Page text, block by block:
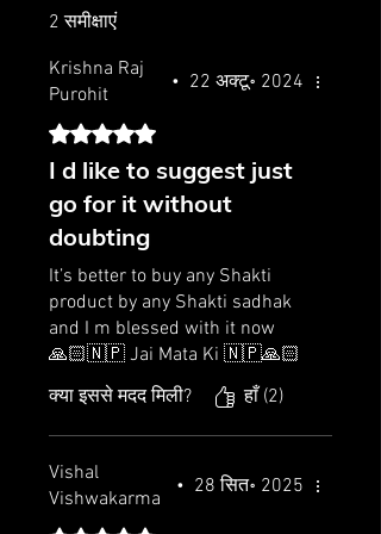
2 समीक्षाएं
Krishna Raj
Purohit
• 22 अक्टू॰ 2024
5 में से 5 स्टार के रूप में रेट किया गया।
I d like to suggest just
go for it without
doubting
It’s better to buy any Shakti
product by any Shakti sadhak
and I m blessed with it now
🙏🏻🇳🇵 Jai Mata Ki 🇳🇵🙏🏻
क्या इससे मदद मिली?
हाँ (2)
Vishal
Vishwakarma
• 28 सित॰ 2025